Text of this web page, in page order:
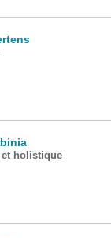
holistique